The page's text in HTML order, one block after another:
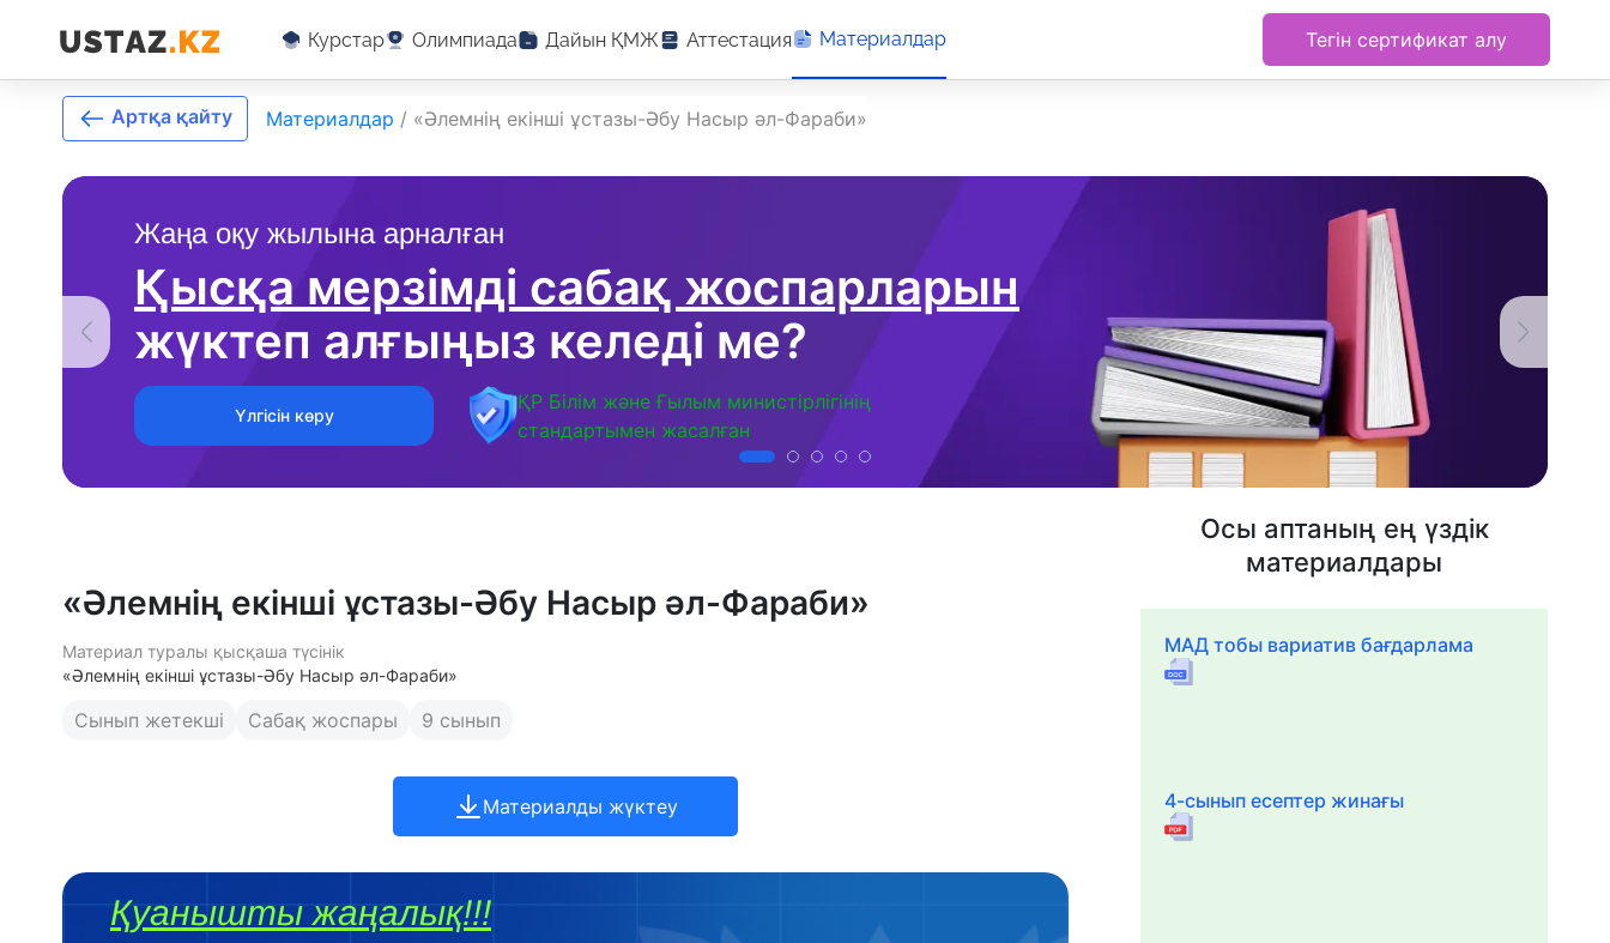
Курстар Олимпиада Дайын ҚМЖ Аттестация Материалдар Тегін сертификат алу
Жаңа оқу жылына арналған
Қысқа мерзімді сабақ жоспарларын
жүктеп алғыңыз келеді ме?
Үлгісін көру
ҚР Білім және Ғылым министірлігінің
стандартымен жасалған
Артқа қайту Материалдар / «Әлемнің екінші ұстазы-Әбу Насыр әл-Фараби»
«Әлемнің екінші ұстазы-Әбу Насыр әл-Фараби»
Материал туралы қысқаша түсінік
«Әлемнің екінші ұстазы-Әбу Насыр әл-Фараби»
Сынып жетекші Сабақ жоспары 9 сынып
Материалды жүктеу
Қуанышты жаңалық!!!
Осы аптаның ең үздік
материалдары
МАД тобы вариатив бағдарлама
4-сынып есептер жинағы